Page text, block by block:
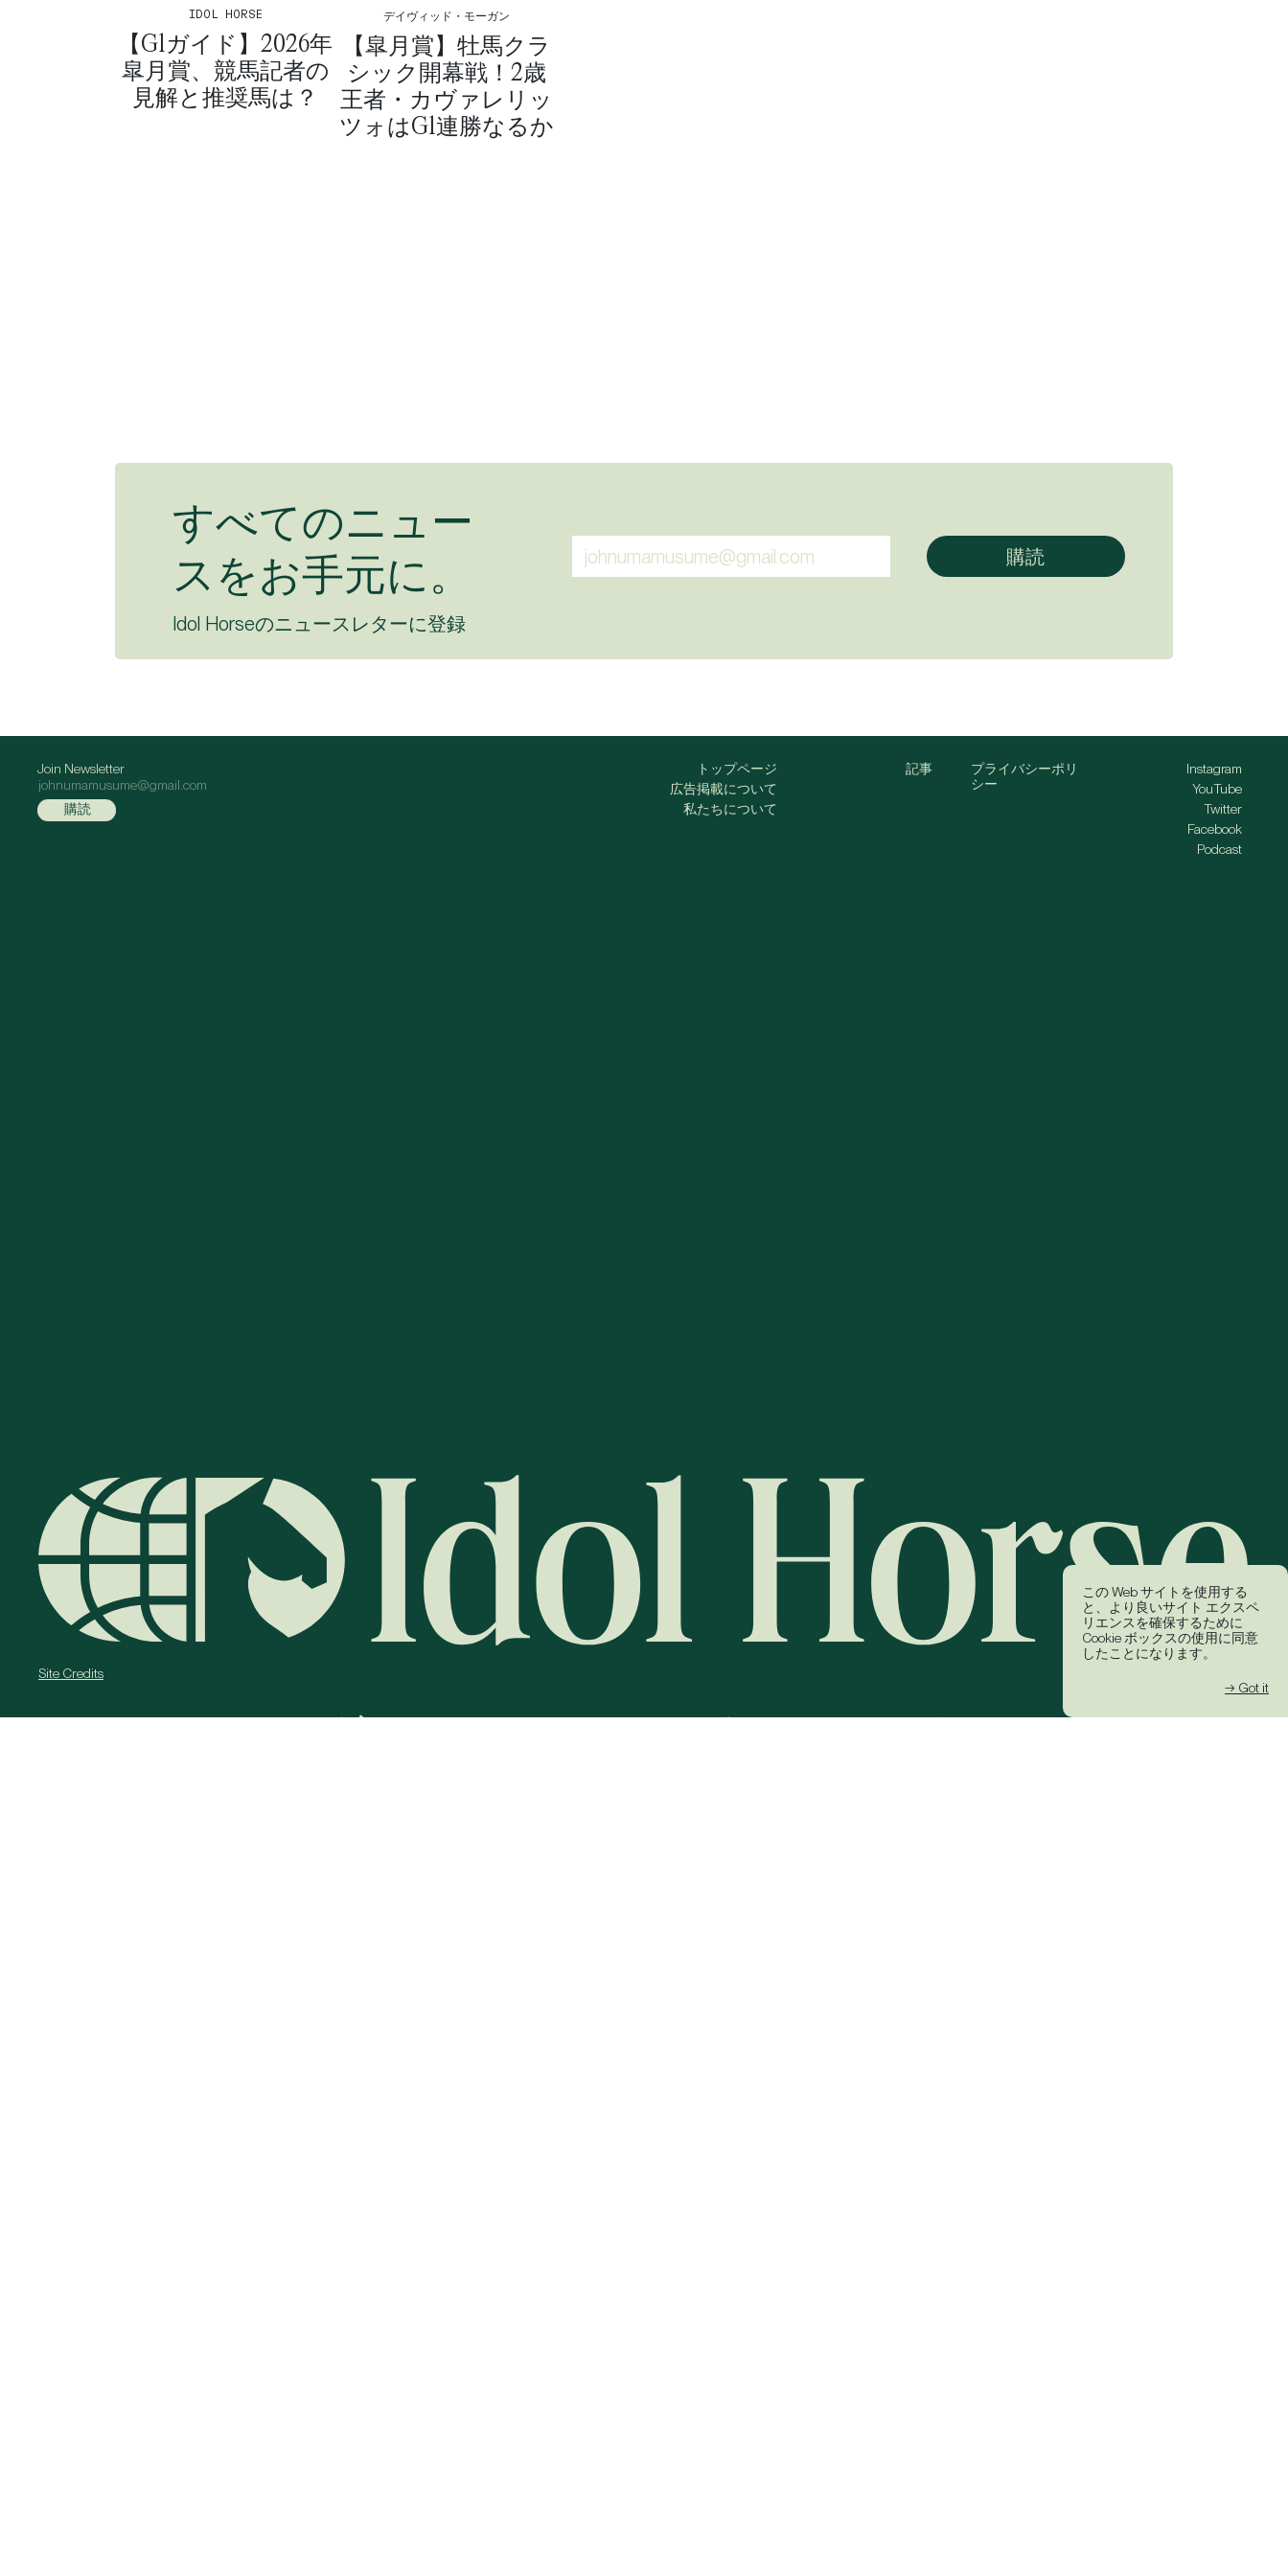
この Web サイトを使用する
と、より良いサイト エクスペ
リエンスを確保するために
Cookie ボックスの使用に同意
したことになります。
→ Got it
IDOL HORSE
【G1ガイド】2026年
皐月賞、競馬記者の
見解と推奨馬は？
デイヴィッド・モーガン
【皐月賞】牡馬クラ
シック開幕戦！2歳
王者・カヴァレリッ
ツォはG1連勝なるか
すべてのニュー
スをお手元に。
Idol Horseのニュースレターに登録
Join Newsletter
トップページ
広告掲載について
私たちについて
記事
プライバシーポリ
シー
Instagram
YouTube
Twitter
Facebook
Podcast
グローバルニュースネットワーク
Site Credits